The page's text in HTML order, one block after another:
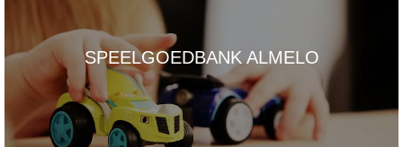
SPEELGOEDBANK ALMELO